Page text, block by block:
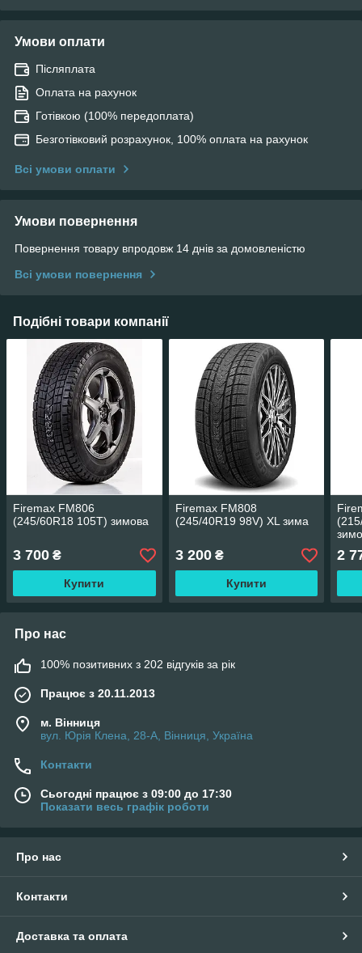
Умови оплати
Післяплата
Оплата на рахунок
Готівкою (100% передоплата)
Безготівковий розрахунок, 100% оплата на рахунок
Всі умови оплати
Умови повернення
Повернення товару впродовж 14 днів за домовленістю
Всі умови повернення
Подібні товари компанії
Firemax FM806
(245/60R18 105T) зимова
3 700 ₴
Купити
Firemax FM808
(245/40R19 98V) XL зима
3 200₴
Купити
2
Про нас
100% позитивних з 202 відгуків за рік
Працює з 20.11.2013
м. Вінниця
вул. Юрія Клена, 28-А, Вінниця, Україна
Контакти
Сьогодні працює з 09:00 до 17:30
Показати весь графік роботи
Про нас
Контакти
Доставка та оплата